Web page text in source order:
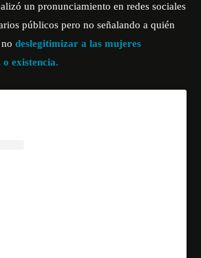
un pronunciamiento en redes sociales
públicos pero no señalando a quién
deslegitimizar a las mujeres
o existencia.